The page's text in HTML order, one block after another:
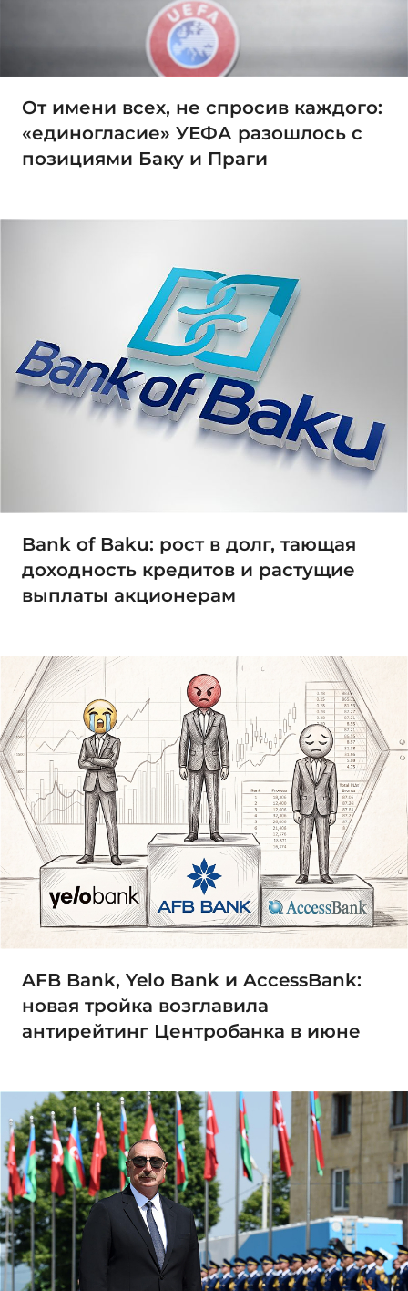
От имени всех, не спросив каждого:
«единогласие» УЕФА разошлось с
позициями Баку и Праги
Bank of Baku: рост в долг, тающая
доходность кредитов и растущие
выплаты акционерам
AFB Bank, Yelo Bank и AccessBank:
новая тройка возглавила
антирейтинг Центробанка в июне